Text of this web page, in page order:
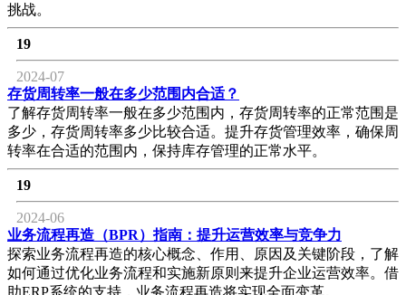
挑战。
19
2024-07
存货周转率一般在多少范围内合适？
了解存货周转率一般在多少范围内，存货周转率的正常范围是
多少，存货周转率多少比较合适。提升存货管理效率，确保周
转率在合适的范围内，保持库存管理的正常水平。
19
2024-06
业务流程再造（BPR）指南：提升运营效率与竞争力
探索业务流程再造的核心概念、作用、原因及关键阶段，了解
如何通过优化业务流程和实施新原则来提升企业运营效率。借
助ERP系统的支持，业务流程再造将实现全面变革。